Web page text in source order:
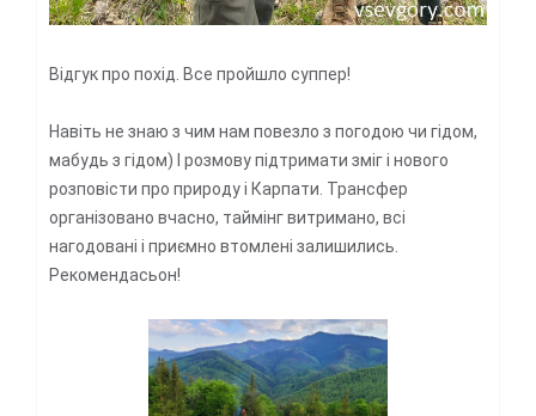
Відгук про похід. Все пройшло суппер!
Навіть не знаю з чим нам повезло з погодою чи гідом,
мабудь з гідом) І розмову підтримати зміг і нового
розповісти про природу і Карпати. Трансфер
організовано вчасно, таймінг витримано, всі
нагодовані і приємно втомлені залишились.
Рекомендасьон!